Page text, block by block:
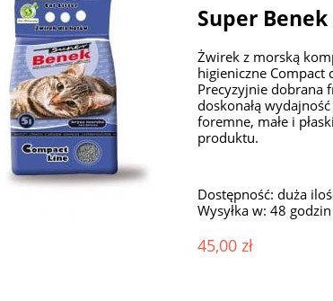
Super Benek
Żwirek z morską
higieniczne
Precyzyjnie dobrana
doskonałą
foremne, małe i
produktu.
Dostępność: duża
Wysyłka w: 48 godzin
45,00 zł